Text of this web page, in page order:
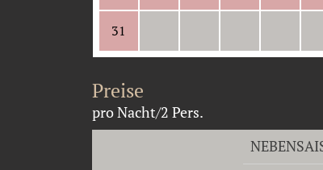
31
Preise
pro Nacht/2 Pers.